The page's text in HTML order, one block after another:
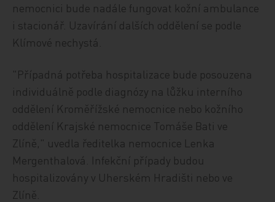
nemocnici bude nadále fungovat kožní ambulance
i stacionář. Uzavírání dalších oddělení se podle
Klímové nechystá.
"Případná potřeba hospitalizace bude posouzena
individuálně podle diagnózy na lůžku interního
oddělení Kroměřížské nemocnice nebo kožního
oddělení Krajské nemocnice Tomáše Bati ve
Zlíně," uvedla ředitelka nemocnice Lenka
Mergenthalová. Infekční případy budou
hospitalizovány v Uherském Hradišti nebo ve
Zlíně.